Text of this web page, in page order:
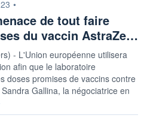
•
de tout faire
du vaccin AstraZe…
- L'Union européenne utilisera
afin que le laboratoire
doses promises de vaccins contre
Gallina, la négociatrice en